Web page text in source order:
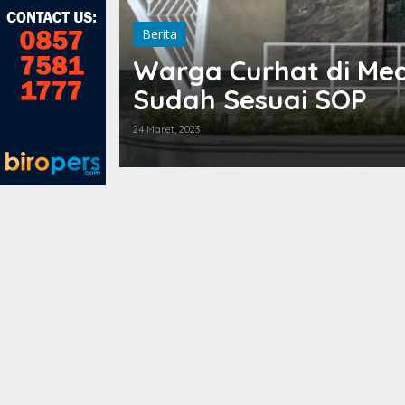
Berita
Warga Curhat di
Sudah Sesuai SOP
24 Maret, 2023